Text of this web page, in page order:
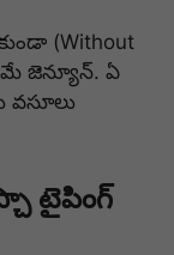
(Without
జెన్యూన్. ఏ
వసూలు
టైపింగ్